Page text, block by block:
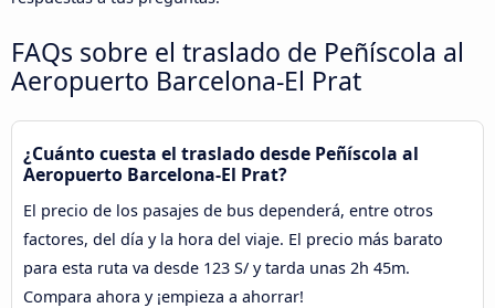
FAQs sobre el traslado de Peñíscola al
Aeropuerto Barcelona-El Prat
¿Cuánto cuesta el traslado desde Peñíscola al
Aeropuerto Barcelona-El Prat?
El precio de los pasajes de bus dependerá, entre otros
factores, del día y la hora del viaje. El precio más barato
para esta ruta va desde 123 S/ y tarda unas 2h 45m.
Compara ahora y ¡empieza a ahorrar!